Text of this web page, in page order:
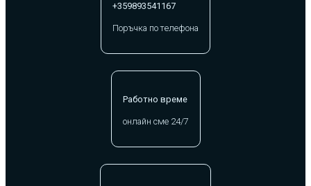
+359893541167
Поръчка по телефона
Работно време
онлайн сме 24/7